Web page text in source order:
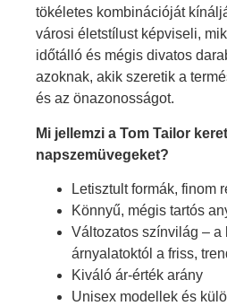
tökéletes kombinációját
városi életstílust képviseli,
időtálló és mégis divatos
azoknak, akik szeretik a
és az önazonosságot.
Mi jellemzi a Tom Tailor
napszemüvegeket?
Letisztult formák, finom
Könnyű, mégis tartós
Változatos színvilág – a
árnyalatoktól a friss,
Kiváló ár-érték arány
Unisex modellek és